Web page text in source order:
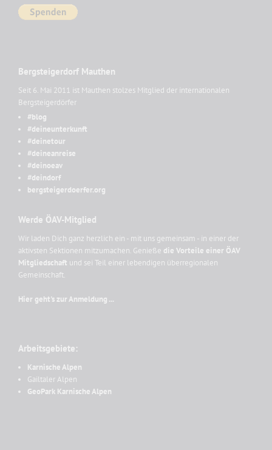
Bergsteigerdorf Mauthen
Seit 6. Mai 2011 ist Mauthen stolzes Mitglied der internationalen
Bergsteigerdörfer
#blog
#deineunterkunft
#deinetour
#deineanreise
#deinoeav
#deindorf
bergsteigerdoerfer.org
Werde ÖAV-Mitglied
Wir laden Dich ganz herzlich ein - mit uns gemeinsam - in einer der
aktivsten Sektionen mitzumachen. Genieße die Vorteile einer ÖAV
Mitgliedschaft und sei Teil einer lebendigen überregionalen
Gemeinschaft.
Hier geht's zur Anmeldung ...
Arbeitsgebiete:
Karnische Alpen
Gailtaler Alpen
GeoPark Karnische Alpen